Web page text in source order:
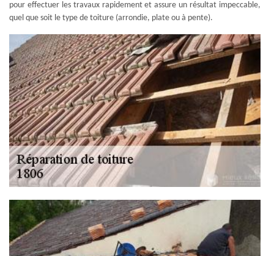
pour effectuer les travaux rapidement et assure un résultat impeccable,
quel que soit le type de toiture (arrondie, plate ou à pente).